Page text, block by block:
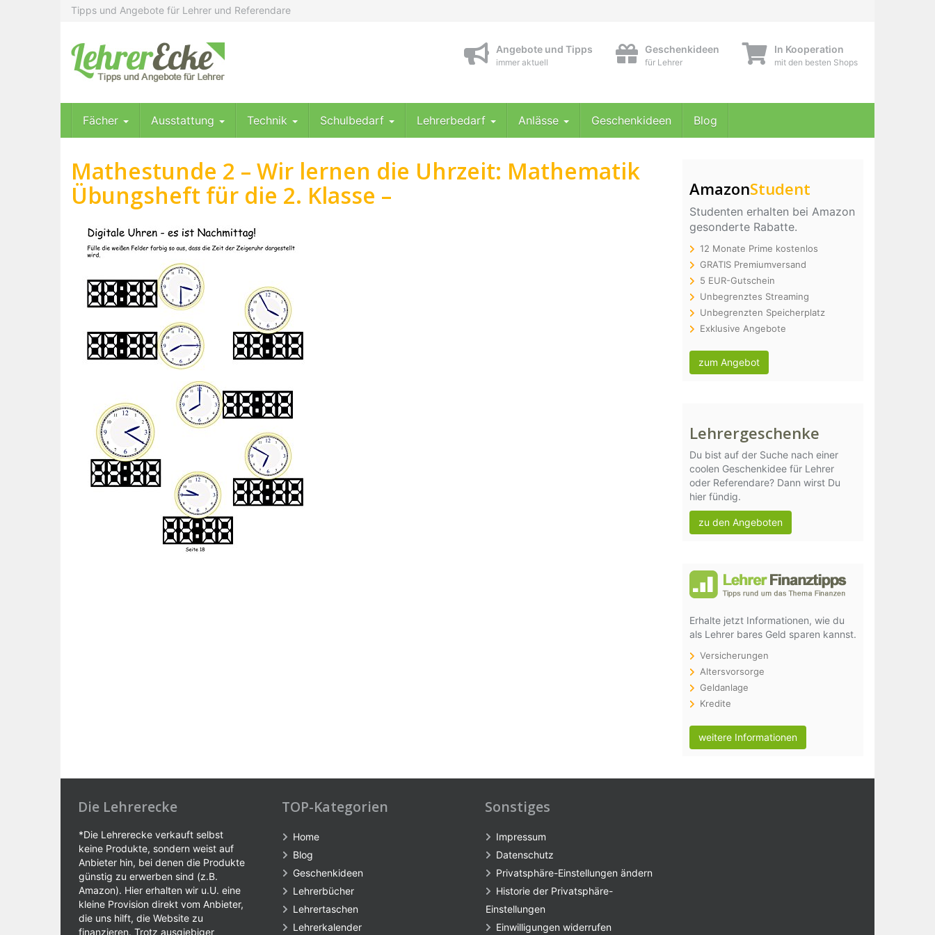
Tipps und Angebote für Lehrer und Referendare
Angebote und Tipps
immer aktuell
Geschenkideen
für Lehrer
In Kooperation
mit den besten Shops
Fächer Ausstattung Technik Schulbedarf Lehrerbedarf Anlässe Geschenkideen Blog
Mathestunde 2 – Wir lernen die Uhrzeit: Mathematik
Übungsheft für die 2. Klasse –
AmazonStudent
Studenten erhalten bei Amazon
gesonderte Rabatte.
12 Monate Prime kostenlos
GRATIS Premiumversand
5 EUR-Gutschein
Unbegrenztes Streaming
Unbegrenzten Speicherplatz
Exklusive Angebote
zum Angebot
Lehrergeschenke
Du bist auf der Suche nach einer
coolen Geschenkidee für Lehrer
oder Referendare? Dann wirst Du
hier fündig.
zu den Angeboten
Erhalte jetzt Informationen, wie du
als Lehrer bares Geld sparen kannst.
Versicherungen
Altersvorsorge
Geldanlage
Kredite
weitere Informationen
Die Lehrerecke
*Die Lehrerecke verkauft selbst
keine Produkte, sondern weist auf
Anbieter hin, bei denen die Produkte
günstig zu erwerben sind (z.B.
Amazon). Hier erhalten wir u.U. eine
kleine Provision direkt vom Anbieter,
die uns hilft, die Website zu
finanzieren. Trotz ausgiebiger
TOP-Kategorien
Home
Blog
Geschenkideen
Lehrerbücher
Lehrertaschen
Lehrerkalender
Sonstiges
Impressum
Datenschutz
Privatsphäre-Einstellungen ändern
Historie der Privatsphäre-
Einstellungen
Einwilligungen widerrufen